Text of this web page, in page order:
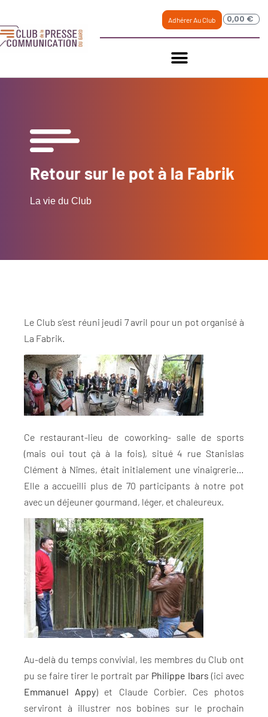
Adhérer Au Club 0,00 €
Retour sur le pot à la Fabrik
La vie du Club
Le Club s’est réuni jeudi 7 avril pour un pot organisé à
La Fabrik.
Ce restaurant-lieu de coworking- salle de sports
(mais oui tout çà à la fois), situé 4 rue Stanislas
Clément à Nîmes, était initialement une vinaigrerie…
Elle a accueilli plus de 70 participants à notre pot
avec un déjeuner gourmand, léger, et chaleureux.
Au-delà du temps convivial, les membres du Club ont
pu se faire tirer le portrait par Philippe Ibars (ici avec
Emmanuel Appy) et Claude Corbier. Ces photos
serviront à illustrer nos bobines sur le prochain